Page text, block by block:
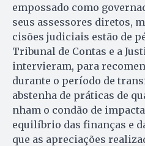
empossado como
seus assessores di­retos,
ci­sões judiciais estão de
Tribunal de Con­tas e a
intervieram, para
durante o período de
abstenha de práticas de
nham o condão de
equilíbrio das fi­nan­ças e
que as apreciações